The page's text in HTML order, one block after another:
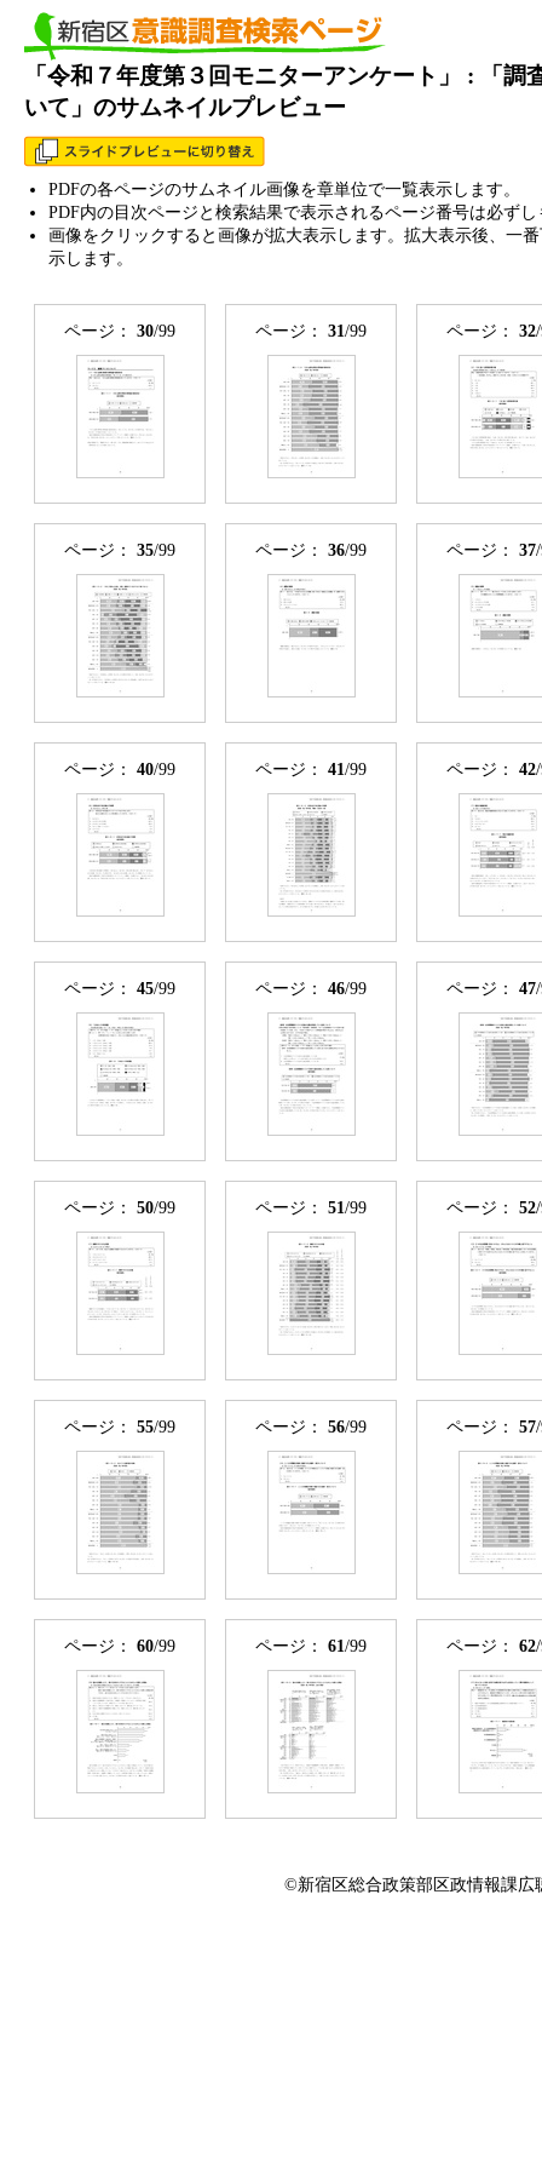
「令和７年度第３回モニターアンケート」 : 「
いて」のサムネイルプレビュー
PDFの各ページのサムネイル画像を章単位で一覧表示します。
PDF内の目次ページと検索結果で表示されるページ番号は必ず
画像をクリックすると画像が拡大表示します。拡大表示後、一
示します。
ページ： 30/99 ページ： 31/99 ページ： 32
ページ： 35/99 ページ： 36/99 ページ： 37
ページ： 40/99 ページ： 41/99 ページ： 42
ページ： 45/99 ページ： 46/99 ページ： 47
ページ： 50/99 ページ： 51/99 ページ： 52
ページ： 55/99 ページ： 56/99 ページ： 57
ページ： 60/99 ページ： 61/99 ページ： 62
©新宿区総合政策部区政情報課